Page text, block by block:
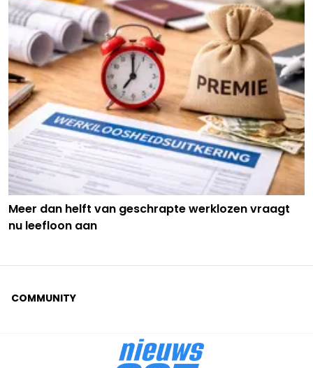
Meer dan helft van geschrapte werklozen vraagt
nu leefloon aan
COMMUNITY